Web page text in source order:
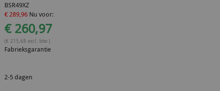
BSR49XZ
€ 289,96 Nu voor:
€ 260,97
(€ 215,68 excl. btw )
Fabrieksgarantie
2-5 dagen